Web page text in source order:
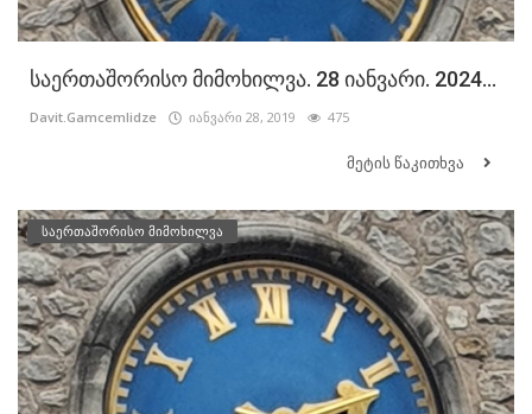
საერთაშორისო მიმოხილვა. 28 იანვარი. 2024...
Davit.Gamcemlidze იანვარი 28, 2019 475
მეტის წაკითხვა
საერთაშორისო მიმოხილვა